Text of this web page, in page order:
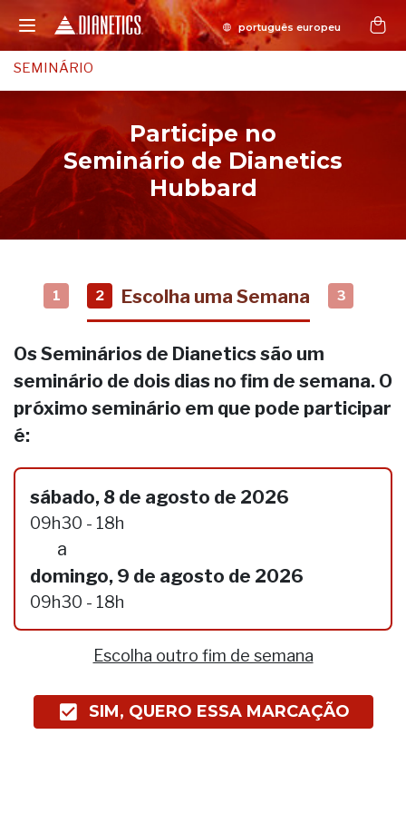
SEMINÁRIO
Participe no
Seminário de Dianetics
Hubbard
1 2 Escolha uma Semana 3
Os Seminários de Dianetics são um
seminário de dois dias no fim de semana. O
próximo seminário em que pode participar
é:
sábado, 8 de agosto de 2026
09h30 - 18h
a
domingo, 9 de agosto de 2026
09h30 - 18h
Escolha outro fim de semana
SIM, QUERO ESSA MARCAÇÃO